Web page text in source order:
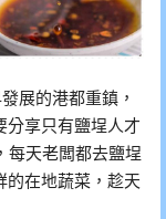
展的港都重鎮，
分享只有鹽埕人才
每天老闆都去鹽埕
的在地蔬菜，趁天